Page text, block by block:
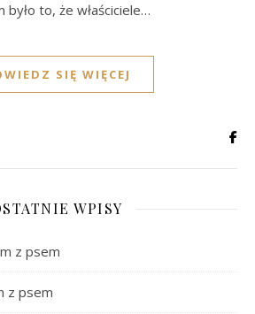
to, że właściciele…
SIĘ WIĘCEJ
WPISY
z psem
z psem